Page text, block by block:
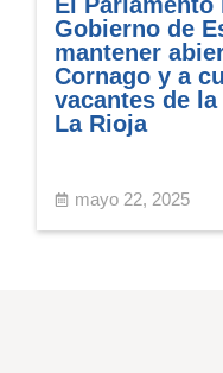
Gobierno de
mantener
Cornago y a
vacantes de
La Rioja
mayo 22, 2025